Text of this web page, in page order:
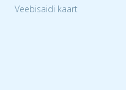
Veebisaidi kaart